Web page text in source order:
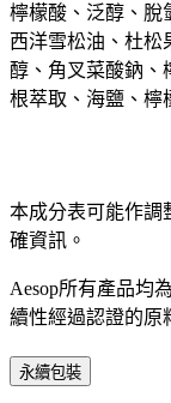
檸檬酸、泛醇、脫
西洋雪松油、杜松
醇、角叉菜酸鈉、
根萃取、海鹽、檸
本成分表可能作調
確資訊。​
Aesop所有產品均
續性經過認證的原
永續包裝